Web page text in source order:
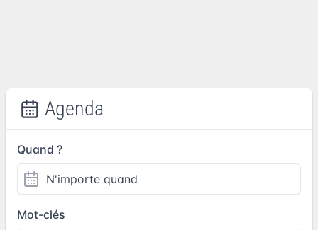
Agenda
Quand ?
Mot-clés